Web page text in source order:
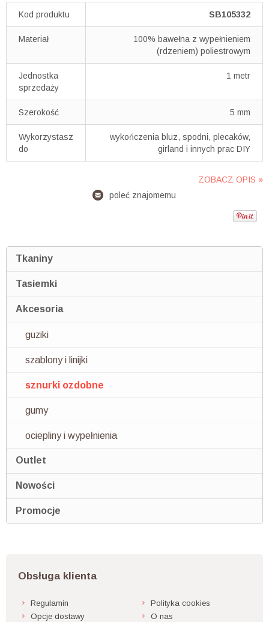
Kod produktu SB105332
Materiał
100% bawełna z wypełnieniem
(rdzeniem) poliestrowym
Jednostka
sprzedaży
1 metr
Szerokość 5 mm
Wykorzystasz
do
wykończenia bluz, spodni, plecaków,
girland i innych prac DIY
ZOBACZ OPIS »
poleć znajomemu
Tkaniny
Tasiemki
Akcesoria
guziki
szablony i linijki
sznurki ozdobne
gumy
ociepliny i wypełnienia
Outlet
Nowości
Promocje
Obsługa klienta
Regulamin
Opcje dostawy
Polityka cookies
O nas